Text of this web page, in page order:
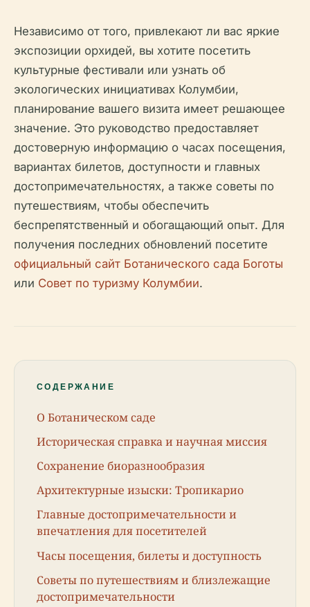
Независимо от того, привлекают ли вас яркие
экспозиции орхидей, вы хотите посетить
культурные фестивали или узнать об
экологических инициативах Колумбии,
планирование вашего визита имеет решающее
значение. Это руководство предоставляет
достоверную информацию о часах посещения,
вариантах билетов, доступности и главных
достопримечательностях, а также советы по
путешествиям, чтобы обеспечить
беспрепятственный и обогащающий опыт. Для
получения последних обновлений посетите
официальный сайт Ботанического сада Боготы
или Совет по туризму Колумбии.
СОДЕРЖАНИЕ
О Ботаническом саде
Историческая справка и научная миссия
Сохранение биоразнообразия
Архитектурные изыски: Тропикарио
Главные достопримечательности и
впечатления для посетителей
Часы посещения, билеты и доступность
Советы по путешествиям и близлежащие
достопримечательности